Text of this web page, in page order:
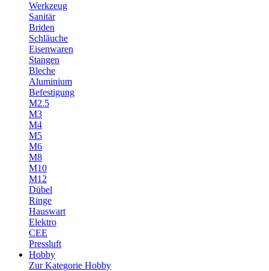
Werkzeug
Sanitär
Briden
Schläuche
Eisenwaren
Stangen
Bleche
Aluminium
Befestigung
M2.5
M3
M4
M5
M6
M8
M10
M12
Dübel
Ringe
Hauswart
Elektro
CEE
Pressluft
Hobby
Zur Kategorie Hobby